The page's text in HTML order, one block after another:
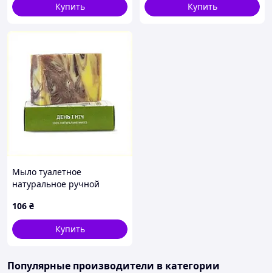
Купить
Купить
Мыло туалетное
натуральное ручной
75 г 8X16A3551B
106 ₴
Купить
Популярные производители в категории